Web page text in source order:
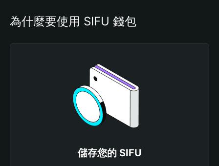
為什麼要使用 SIFU 錢包
儲存您的 SIFU